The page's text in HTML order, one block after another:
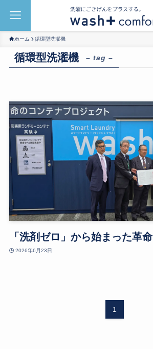
ホーム 循環型洗濯機
循環型洗濯機 – tag –
「洗剤ゼロ」から始まった革命
2026年6月23日
1